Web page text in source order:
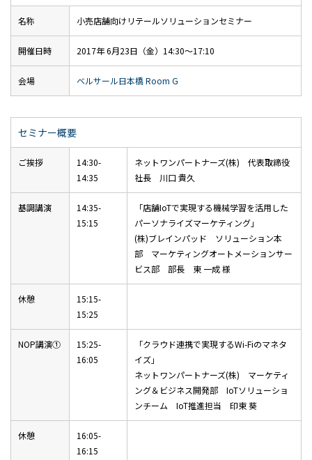
名称 小売店舗向けリテールソリューションセミナー
開催日時 2017年 6月23日（金）14:30～17:10
会場 ベルサール日本橋 Room G
セミナー概要
ご挨拶
14:30-
14:35
ネットワンパートナーズ(株) 代表取締役
社長 川口 貴久
基調講演
14:35-
15:15
「店舗IoTで実現する機械学習を活用した
パーソナライズマーケティング」
(株)ブレインパッド ソリューション本
部 マーケティングオートメーションサー
ビス部 部長 東 一成 様
休憩
15:15-
15:25
NOP講演①
15:25-
16:05
「クラウド連携で実現するWi-Fiのマネタ
イズ」
ネットワンパートナーズ(株) マーケティ
ング＆ビジネス開発部 IoTソリューショ
ンチーム IoT推進担当 印東 葵
休憩
16:05-
16:15